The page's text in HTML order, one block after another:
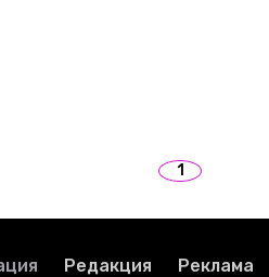
1
Редакция Реклама